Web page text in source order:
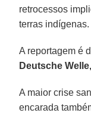
retrocessos
terras indígenas.
A reportagem é
Deutsche Welle,
A maior crise
encarada